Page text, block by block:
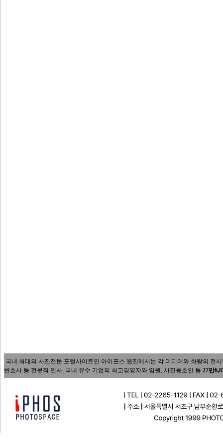
국내 최대의 사진전문 포털사이트인 아이포스 웹진에서는 각 미디어와 화랑의 전
변호사 등 전문직 인사, 국내 유수 기업의 최고경영자와 임원, 사진동호인 등 27만